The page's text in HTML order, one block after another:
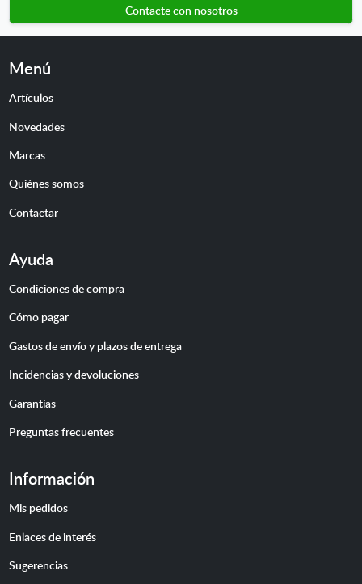
Contacte con nosotros
Menú
Artículos
Novedades
Marcas
Quiénes somos
Contactar
Ayuda
Condiciones de compra
Cómo pagar
Gastos de envío y plazos de entrega
Incidencias y devoluciones
Garantías
Preguntas frecuentes
Información
Mis pedidos
Enlaces de interés
Sugerencias